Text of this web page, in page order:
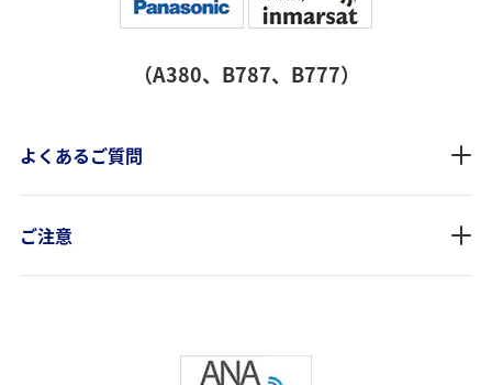
（A380、B787、B777）
よくあるご質問
ご注意